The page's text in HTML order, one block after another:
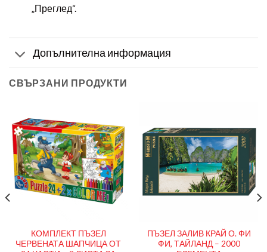
„Преглед“.
Допълнителна информация
СВЪРЗАНИ ПРОДУКТИ
КОМПЛЕКТ ПЪЗЕЛ
ЧЕРВЕНАТА ШАПЧИЦА ОТ
ПЪЗЕЛ ЗАЛИВ КРАЙ О. ФИ
ФИ, ТАЙЛАНД – 2000